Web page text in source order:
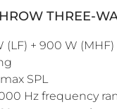
THREE-
(LF) + 900 W
SPL
Hz frequency